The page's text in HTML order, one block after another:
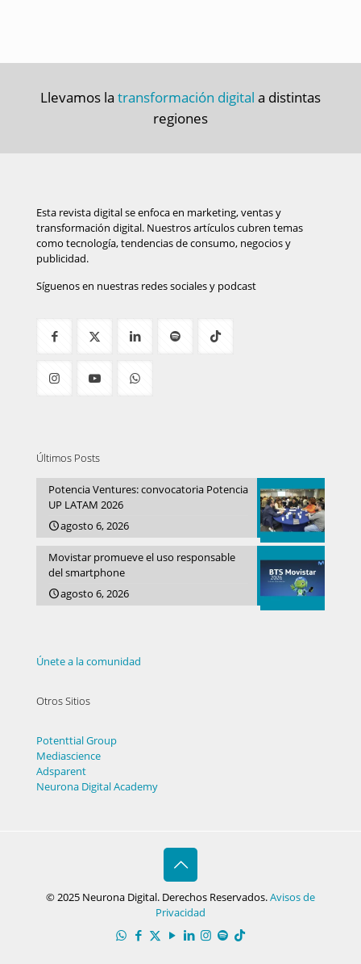
Llevamos la transformación digital a distintas
regiones
Esta revista digital se enfoca en marketing, ventas y
transformación digital. Nuestros artículos cubren temas
como tecnología, tendencias de consumo, negocios y
publicidad.
Síguenos en nuestras redes sociales y podcast
Últimos Posts
Potencia Ventures: convocatoria Potencia
UP LATAM 2026
agosto 6, 2026
Movistar promueve el uso responsable
del smartphone
agosto 6, 2026
Únete a la comunidad
Otros Sitios
Potenttial Group
Mediascience
Adsparent
Neurona Digital Academy
© 2025 Neurona Digital. Derechos Reservados.Avisos de
Privacidad